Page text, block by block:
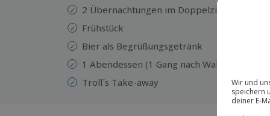
2 Übernachtungen im Doppelzimmer im
Frühstück
Bier als Begrüßungsgetränk
1 Abendessen (1 Gang nach Wahl des
Troll´s Take-away